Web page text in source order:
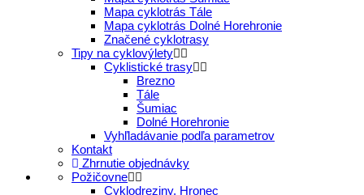
Mapa cyklotrás Tále
Mapa cyklotrás Dolné Horehronie
Značené cyklotrasy
Tipy na cyklovýlety
Cyklistické trasy
Brezno
Tále
Šumiac
Dolné Horehronie
Vyhľladávanie podľa parametrov
Kontakt
Zhrnutie objednávky
Požičovne
Cyklodreziny, Hronec